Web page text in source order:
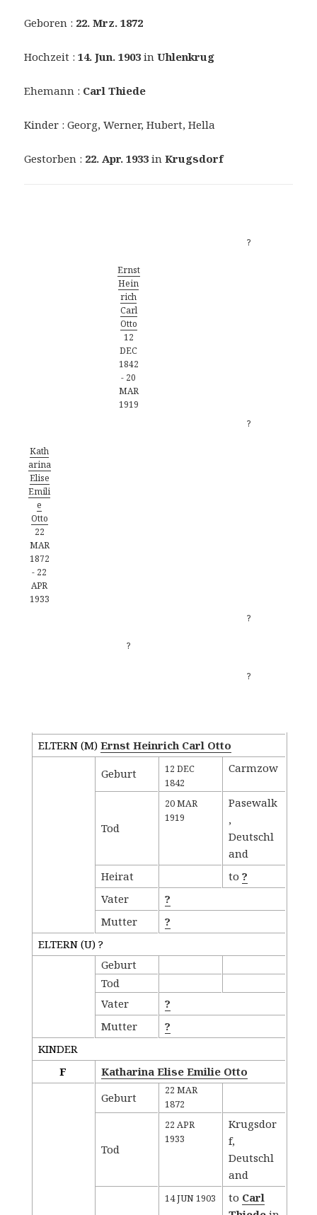
Geboren : 22. Mrz. 1872
Hochzeit :14. Jun. 1903 inUhlenkrug
Ehemann : Carl Thiede
Kinder : Georg, Werner, Hubert, Hella
Gestorben : 22. Apr. 1933 inKrugsdorf
?
Ernst
Hein
rich
Carl
Otto
12
DEC
1842
- 20
MAR
1919
?
Kath
arina
Elise
Emili
e
Otto
22
MAR
1872
- 22
APR
1933
?
?
?
ELTERN (M) Ernst Heinrich Carl Otto
Geburt
12 DEC
1842
Carmzow
Tod
20 MAR
1919
Pasewalk
,
Deutschl
and
Heirat
to ?
Vater
?
Mutter
?
ELTERN (U) ?
Geburt
Tod
Vater
?
Mutter
?
KINDER
F
Katharina Elise Emilie Otto
Geburt
22 MAR
1872
Tod
22 APR
1933
Krugsdor
f,
Deutschl
and
14 JUN 1903 to Carl